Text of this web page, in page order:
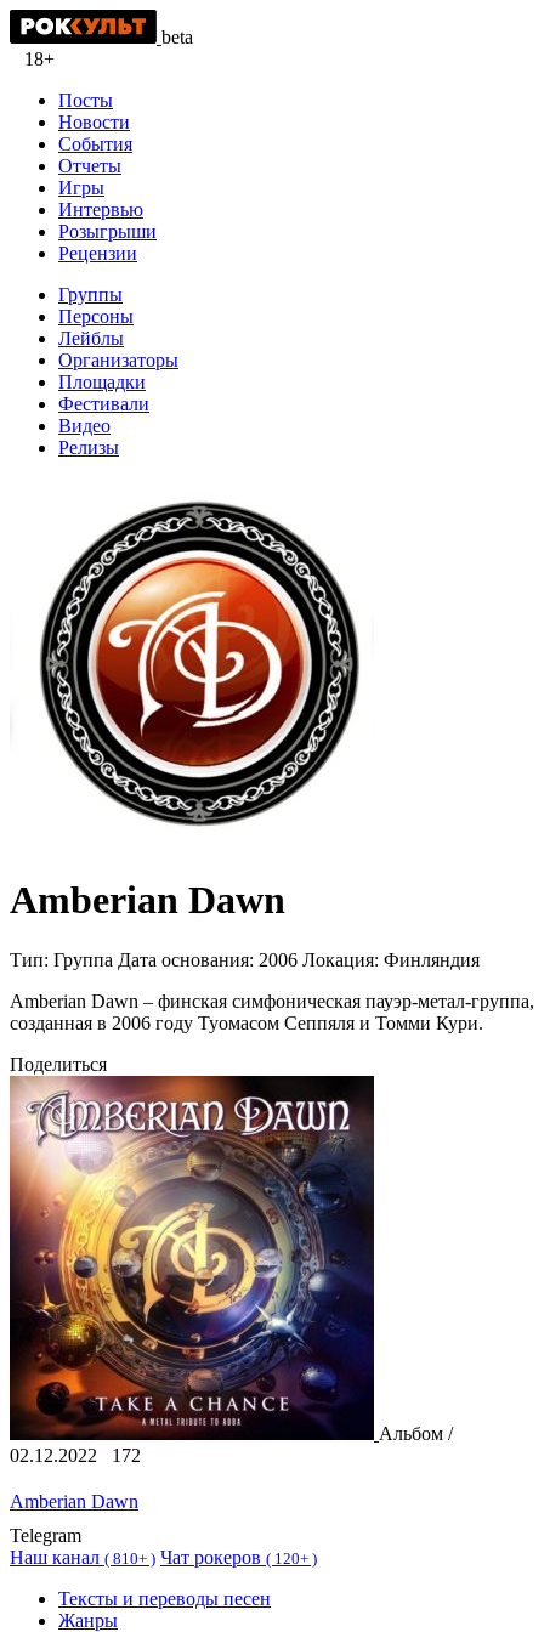
beta
18+
Посты
Новости
События
Отчеты
Игры
Интервью
Розыгрыши
Рецензии
Группы
Персоны
Лейблы
Организаторы
Площадки
Фестивали
Видео
Релизы
Amberian Dawn
Тип: Группа Дата основания: 2006 Локация: Финляндия
Amberian Dawn – финская симфоническая пауэр-метал-группа,
созданная в 2006 году Туомасом Сеппяля и Томми Кури.
Поделиться
Альбом /
02.12.2022
172
Amberian Dawn
Telegram
Наш канал ( 810+ ) Чат рокеров ( 120+ )
Тексты и переводы песен
Жанры